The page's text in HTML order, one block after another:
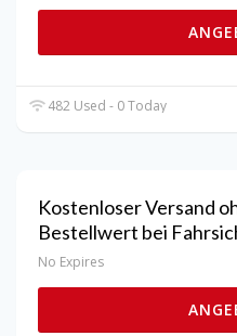
482 Used - 0 Today
Kostenloser Versand
Bestellwert bei
No Expires